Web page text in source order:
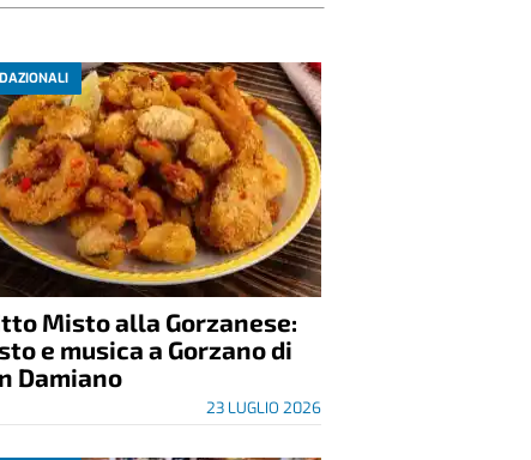
Misto alla Gorzanese:
e musica a Gorzano di
Damiano
23 LUGLIO 2026